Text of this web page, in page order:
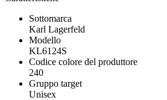
Sottomarca
Karl Lagerfeld
Modello
KL6124S
Codice colore del produttore
240
Gruppo target
Unisex